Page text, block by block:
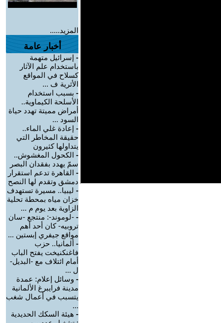
المزيد.....
أخبار عامة
- إسرائيل متهمة
باستخدام علم الآثار
كسلاح في المواقع
الأثرية ف ...
- بسبب استخدام
الأسلحة الكيماوية..
أمراض مميتة تهدد حياة
السود ...
- إعادة غلي الماء..
حقيقة المخاطر التي
يتداولها كثيرون
- الكحول المغشوش..
سمّ يهدد بفقدان البصر
- القاهرة تدعم استقرار
دمشق وتقدم لها النصح
- ليبيا.. مسيرة تستهدف
خزان مياه بمحطة تحلية
الزاوية بعد يوم م ...
- -لوموند-: منتجع -سان
تروبيه- كان أحد أهم
مواقع جيفري إبستين ...
- ألمانيا.. حزب
فاغنكنيخت يفتح الباب
أمام ائتلاف مع -البديل-
ل ...
- وسائل إعلام: عمدة
مدينة فرايبرغ الألمانية
يتسبب في أعمال شغب
...
- هيئة السكك الحديدية